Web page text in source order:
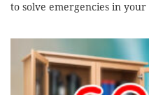
to solve emergencies in